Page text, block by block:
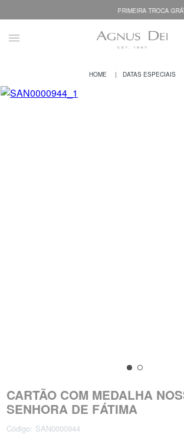
PRIMEIRA TROCA
DATAS ESPECIAIS
CARTÃO COM MEDALHA
SENHORA DE FÁTIMA
Código: SAN0000944